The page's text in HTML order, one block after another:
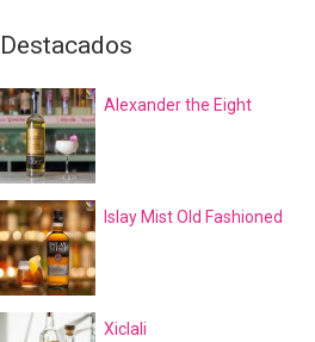
Destacados
Alexander the Eight
Islay Mist Old Fashioned
Xiclali